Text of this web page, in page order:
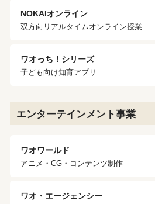
NOKAIオンライン
双方向リアルタイムオンライン授業
ワオっち！シリーズ
子ども向け知育アプリ
エンターテインメント事業
ワオワールド
アニメ・CG・コンテンツ制作
ワオ・エージェンシー